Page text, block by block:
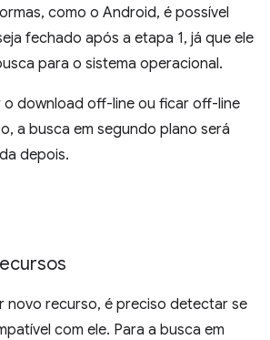
como o Android, é possível
fechado após a etapa 1, já que ele
para o sistema operacional.
o download off-line ou ficar off-line
a busca em segundo plano será
depois.
novo recurso, é preciso detectar se
com ele. Para a busca em